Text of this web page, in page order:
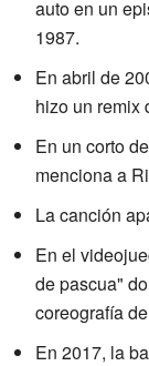
auto en un
1987.
En abril de
hizo un remix
En un corto de
menciona a
La canción
En el
de pascua"
coreografía
En 2017, la